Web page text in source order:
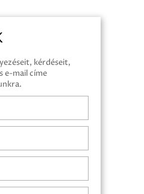
kérdéseit,
e-mail címe